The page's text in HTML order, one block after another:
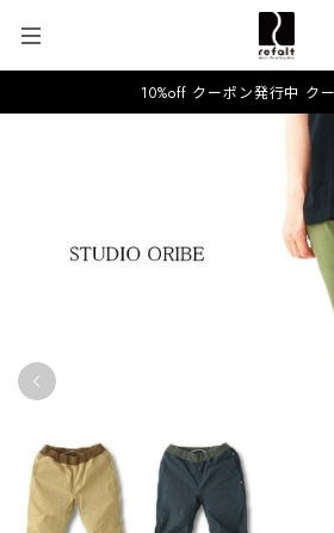
10%off クーポン発行中 ク